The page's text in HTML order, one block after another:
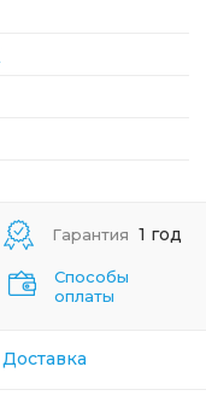
Гарантия 1 год
Способы
оплаты
Доставка